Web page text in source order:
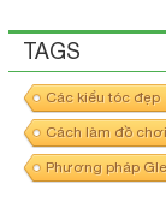
TAGS
Các kiểu tóc đẹp
Cách làm đồ chơi
Phương pháp